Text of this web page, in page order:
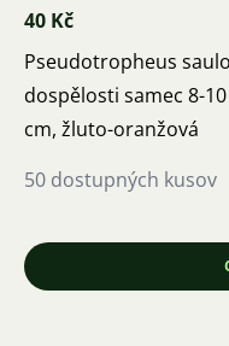
40 Kč
Pseudotropheus saulosi Aktuální velikost 4 - 5
dospělosti samec 8-
cm, žluto-oranžová
50 dostupných kusov